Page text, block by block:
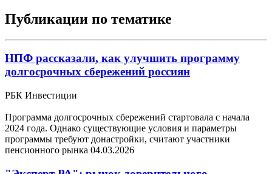
Публикации по тематике
НПФ рассказали, как улучшить программу
долгосрочных сбережений россиян
РБК Инвестиции
Программа долгосрочных сбережений стартовала с начала
2024 года. Однако существующие условия и параметры
программы требуют донастройки, считают участники
пенсионного рынка 04.03.2026